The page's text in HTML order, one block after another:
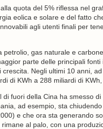
quota del 5% riflessa nel
eolica e solare e del fatto
agli utenti finali per
gas naturale e
parte delle principali
Negli ultimi 10 anni,
di KWh a 288 miliardi di
fuori della Cina ha smesso
ad esempio, sta
e che ora sta generando
al palo, con una